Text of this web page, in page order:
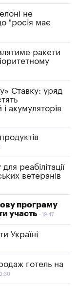
не
“росія має
ракети
Ставку: уряд
акумуляторів
реабілітації
ветеранів
програму
участь
19:47
Україні
готель на